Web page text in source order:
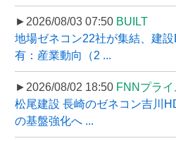
►2026/08/03 07:50 BUILT
地場ゼネコン22社が集結、建
有：産業動向（2 ...
►2026/08/02 18:50 FNNプラ
松尾建設 長崎のゼネコン吉川
の基盤強化へ ...